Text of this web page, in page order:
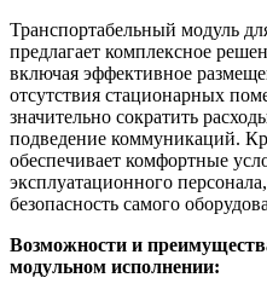
Транспортабельный модуль
предлагает комплексное
включая эффективное
отсутствия стационарных
значительно сократить
подведение коммуникаций.
обеспечивает комфортные
эксплуатационного
безопасность самого
Возможности и
модульном исполнении: